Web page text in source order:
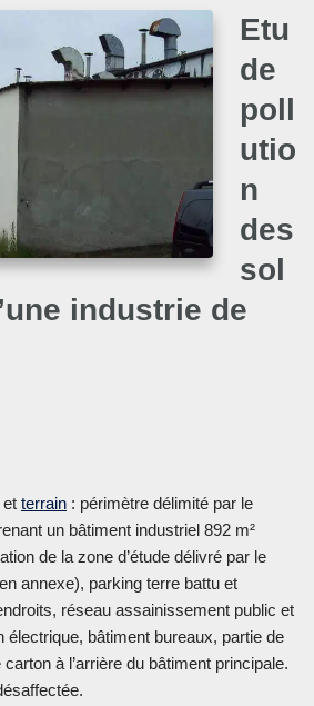
Etu
de
poll
utio
n
des
sol
industrie de
et terrain : périmètre délimité par le
un bâtiment industriel 892 m²
de la zone d’étude délivré par le
annexe), parking terre battu et
réseau assainissement public et
électrique, bâtiment bureaux, partie de
carton à l’arrière du bâtiment principale.